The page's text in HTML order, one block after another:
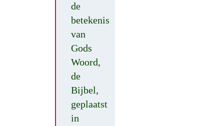
de
betekenis
van
Gods
Woord,
de
Bijbel,
geplaatst
in